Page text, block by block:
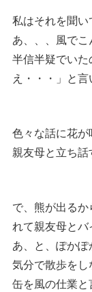
私はそれを聞
あ、、、風で
半信半疑でい
え・・・」と言
色々な話に花
親友母と立ち
で、熊が出る
れて親友母と
あ、と、ぽか
気分で散歩を
缶を風の仕業と